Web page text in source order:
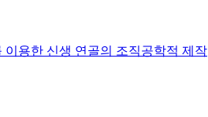
이용한 신생 연골의 조직공학적 제작